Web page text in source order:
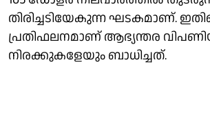
തിരിച്ചടിയേകുന്ന ഘടകമാണ്.
പ്രതിഫലനമാണ് ആഭ്യന്തര
നിരക്കുകളേയും ബാധിച്ചത്.